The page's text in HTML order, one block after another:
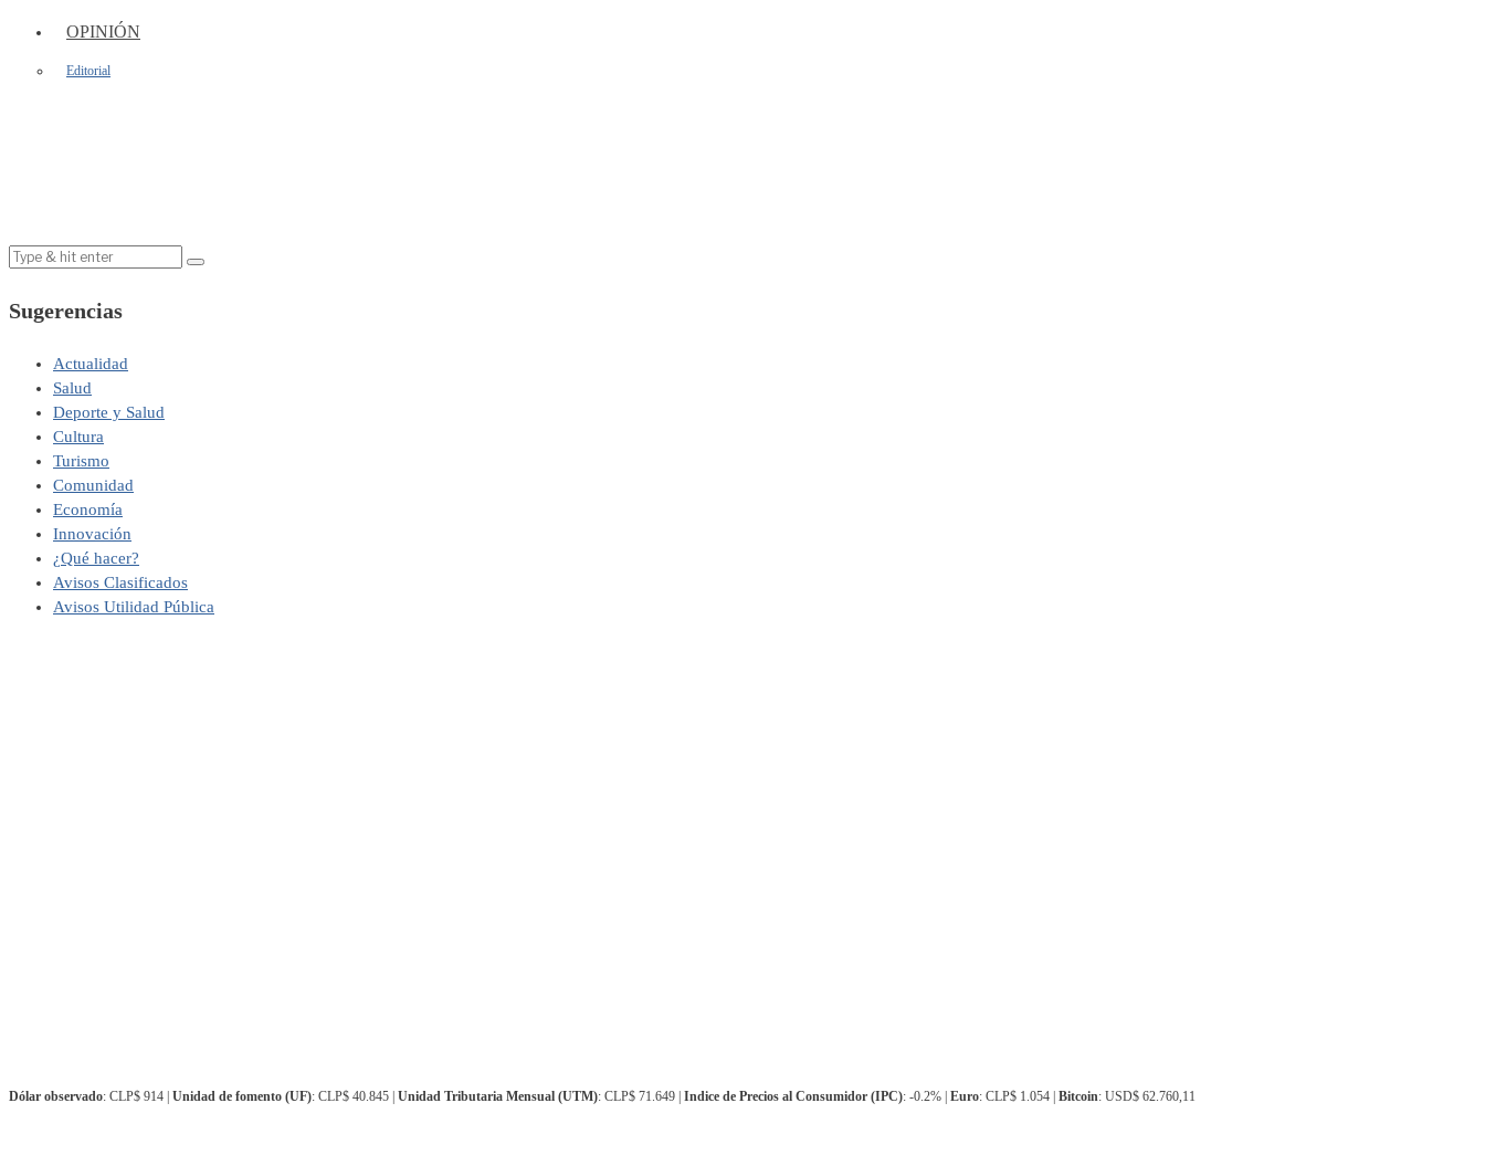
OPINIÓN
Editorial
Sugerencias
Actualidad
Salud
Deporte y Salud
Cultura
Turismo
Comunidad
Economía
Innovación
¿Qué hacer?
Avisos Clasificados
Avisos Utilidad Pública
Dólar observado: CLP$ 914 | Unidad de fomento (UF): CLP$ 40.845 | Unidad Tributaria Mensual (UTM): CLP$ 71.649 | Indice de Precios al Consumidor (IPC): -0.2% | Euro: CLP$ 1.054 | Bitcoin: USD$ 62.760,11